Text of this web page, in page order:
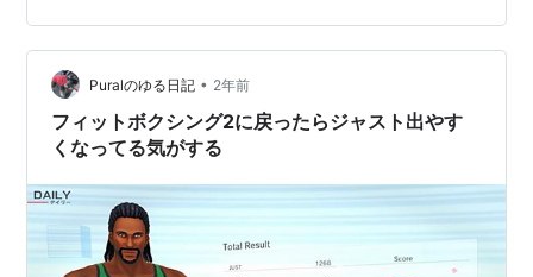
Puralのゆる日記 • 2年前
フィットボクシング2に戻ったらジャスト出やす
くなってる気がする